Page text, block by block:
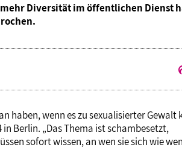
Stellungnahmen
Diversität im öffentlichen Dienst
haben, wenn es zu sexualisierter Gewalt
Berlin. „Das Thema ist schambesetzt,
sofort wissen, an wen sie sich wie